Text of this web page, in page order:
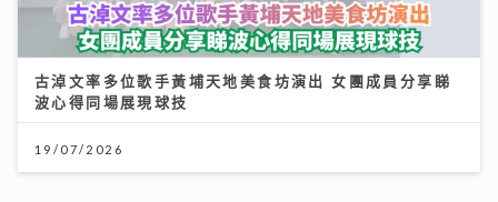
古淖文率多位歌手黃埔天地美食坊演出 女團成員分享睇
波心得同場展現球技
19/07/2026